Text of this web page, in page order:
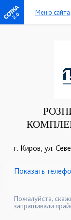
2.0 Меню сайта
г. Киров, ул.
☎+7(8332)22-
Показать
Пожалуйста,
запрашивали